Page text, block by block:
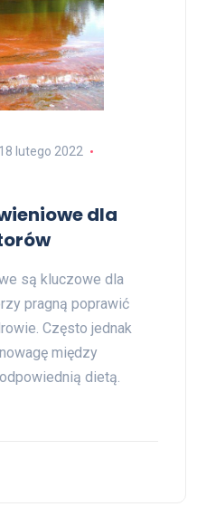
18 lutego 2022
dla
są kluczowe dla
pragną poprawić
Często jednak
między
dietą.